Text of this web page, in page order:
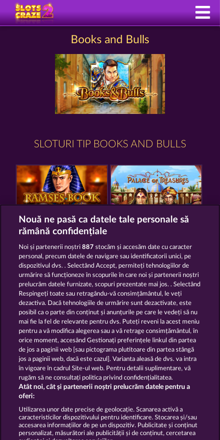
Books and Bulls
SLOTURI TIP BOOKS AND BULLS
RAMSES BOOK PALACE OF TREASURES
THE WARLOCKS BOOK THE BLACK BOOK OF PIRATES
Termeni și condiții
Declarație de confidențialitate
Asistență tehnică Firmă
Trimite Cererea de Retragere
Nouă ne pasă ca datele tale personale să
rămână confidențiale
Noi și partenerii noștri887 stocăm și accesăm date cu caracter
personal, precum datele de navigare sau identificatorii unici, pe
dispozitivul dvs. . Selectând Accept, permiteți tehnologiilor de
urmărire să funcționeze în scopurile în care noi și partenerii noștri
prelucrăm datele furnizate, scopuri prezentate mai jos. . Selectând
Respingeți toate sau retragându-vă consimțământul, le veți
dezactiva. Dacă tehnologiile de urmărire sunt dezactivate, este
posibil ca o parte din conținut și anunțurile pe care le vedeți să nu
mai fie la fel de relevante pentru dvs. Puteți reveni la acest meniu
pentru a vă modifica alegerea sau a vă retrage consimțământul, în
orice moment, accesând Gestionați preferințele linkul din partea
de jos a paginii web [sau pictograma plutitoare din partea stângă
jos a paginii web, dacă este cazul]. Varianta aleasă de dvs. va intra
în vigoare în cadrul Site-ul web. Pentru detalii suplimentare, vă
rugăm să ne consultați politica privind confidențialitatea.
Atât noi, cât și partenerii noștri prelucrăm datele pentru a
oferi:
Utilizarea unor date precise de geolocație. Scanarea activă a
caracteristicilor dispozitivului pentru identificare. Stocarea și/sau
accesarea informațiilor de pe un dispozitiv. Publicitate și conținut
personalizat, măsurători ale publicității și de conținut, cercetarea